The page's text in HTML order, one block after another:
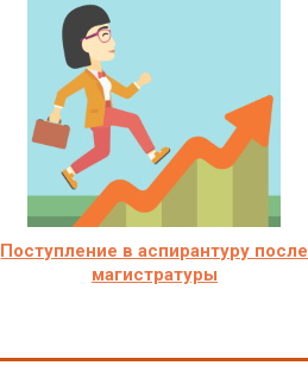
Поступление в аспирантуру после
магистратуры